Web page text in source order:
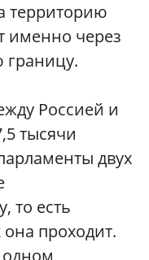
территорию
именно через
границу.
Россией и
тысячи
двух
то есть
проходит.